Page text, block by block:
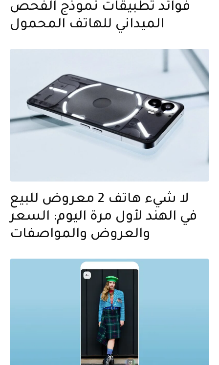
فوائد تطبيقات نموذج الفحص
الميداني للهاتف المحمول
لا شيء هاتف 2 معروض للبيع
في الهند لأول مرة اليوم: السعر
والعروض والمواصفات